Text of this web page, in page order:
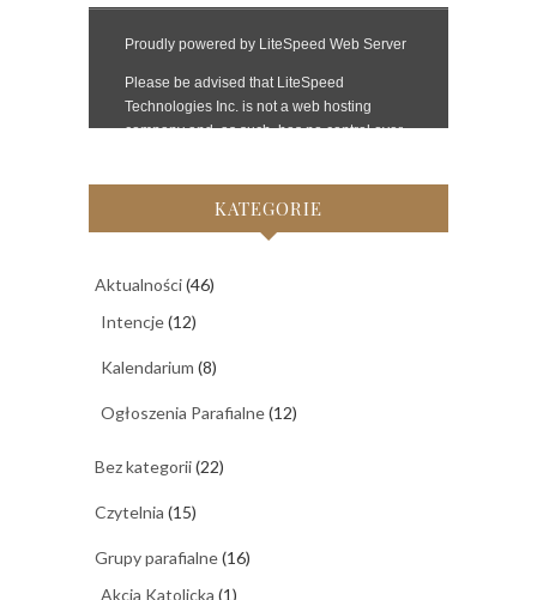
KATEGORIE
Aktualności(46)
Intencje(12)
Kalendarium (8)
Ogłoszenia Parafialne(12)
Bez kategorii(22)
Czytelnia (15)
Grupy parafialne(16)
Akcja Katolicka (1)